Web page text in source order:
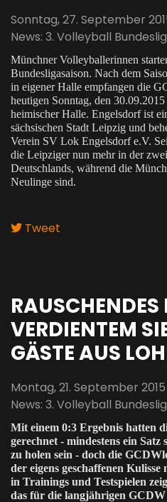
Sonntag, 27. September
News: 3. Volleyball
Münchner Volleyballerinnen
Bundesligasaison. Nach dem
in eigener Halle empfangen die
heutigen Sonntag, den
heimischer Halle. Engelsdorf ist
sächsischen Stadt Leipzig und
Verein SV Lok Engelsdorf e.V.
die Leipziger nun mehr in der
Deutschlands, während die
Neulinge sind.
Tweet
RAUSCHENDES
VERDIENTEM
GÄSTE AUS
Montag, 21. September 2015
News: 3. Volleyball
Mit einem 0:3 Ergebnis hatten
gerechnet - mindestens ein
zu holen sein - doch die
der eigens geschaffenen
in Trainings und Testspielen
das für die langjährigen